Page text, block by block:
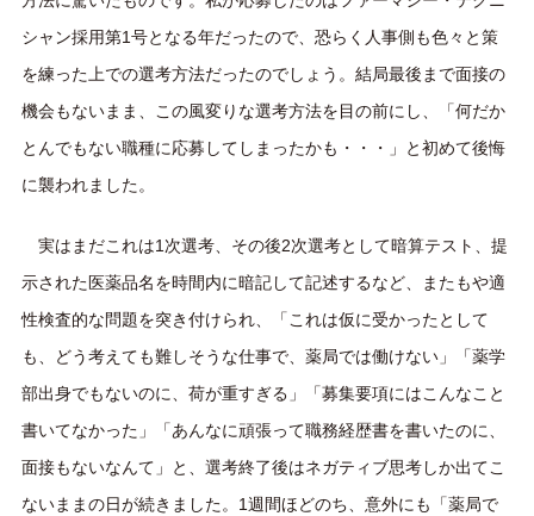
シャン採用第1号となる年だったので、恐らく人事側も色々と策
を練った上での選考方法だったのでしょう。結局最後まで面接の
機会もないまま、この風変りな選考方法を目の前にし、「何だか
とんでもない職種に応募してしまったかも・・・」と初めて後悔
に襲われました。
実はまだこれは1次選考、その後2次選考として暗算テスト、提
示された医薬品名を時間内に暗記して記述するなど、またもや適
性検査的な問題を突き付けられ、「これは仮に受かったとして
も、どう考えても難しそうな仕事で、薬局では働けない」「薬学
部出身でもないのに、荷が重すぎる」「募集要項にはこんなこと
書いてなかった」「あんなに頑張って職務経歴書を書いたのに、
面接もないなんて」と、選考終了後はネガティブ思考しか出てこ
ないままの日が続きました。1週間ほどのち、意外にも「薬局で